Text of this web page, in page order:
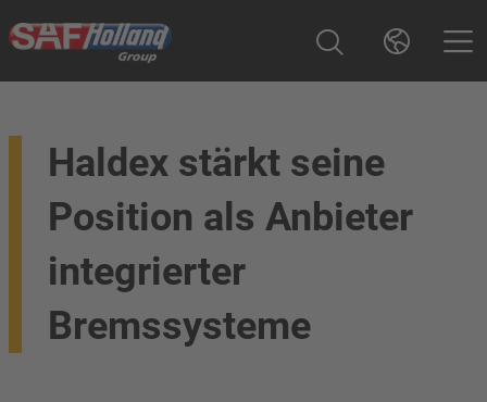
Haldex stärkt seine
Position als Anbieter
integrierter
Bremssysteme